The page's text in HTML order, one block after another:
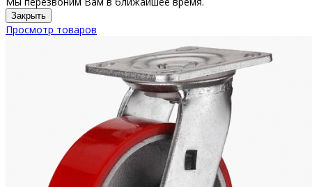
Закрыть
Просмотр товаров